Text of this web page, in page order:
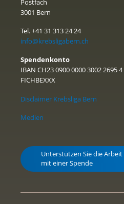
Postfach
3001 Bern
Tel. +41 31 313 24 24
info@krebsligabern.ch
Spendenkonto
IBAN CH23 0900 0000 3002 2695
FICHBEXXX
Disclaimer Krebsliga Bern
Medien
Unterstützen Sie die
mit einer Spende